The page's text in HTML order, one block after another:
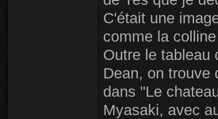
C'était une
comme la
Outre le tableau
Dean, on trouve
dans "Le
Myasaki, avec